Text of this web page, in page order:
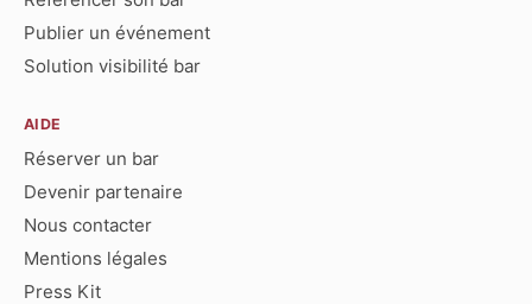
Publier un événement
Solution visibilité bar
AIDE
Réserver un bar
Devenir partenaire
Nous contacter
Mentions légales
Press Kit